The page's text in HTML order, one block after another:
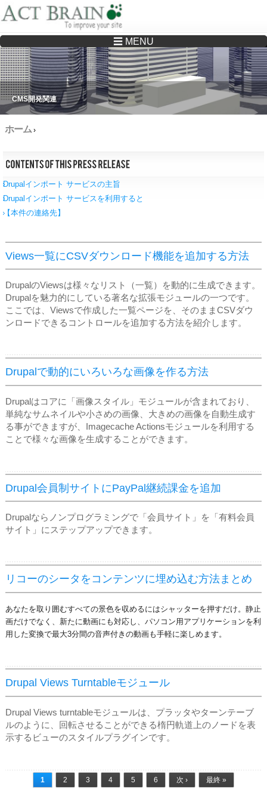
Drupalサイトの制作・保守をどこに頼んでいいか分からない方へ…まずはご相談く
ださい
☰ MENU
CMS開発関連
ホーム›
Drupalインポート サービスの主旨
Drupalインポート サービスを利用すると
【本件の連絡先】
Views一覧にCSVダウンロード機能を追加する方法
DrupalのViewsは様々なリスト（一覧）を動的に生成できます。
Drupalを魅力的にしている著名な拡張モジュールの一つです。
ここでは、Viewsで作成した一覧ページを、そのままCSVダウ
ンロードできるコントロールを追加する方法を紹介します。
Drupalで動的にいろいろな画像を作る方法
Drupalはコアに「画像スタイル」モジュールが含まれており、
単純なサムネイルや小さめの画像、大きめの画像を自動生成す
る事ができますが、Imagecache Actionsモジュールを利用する
ことで様々な画像を生成することができます。
Drupal会員制サイトにPayPal継続課金を追加
Drupalならノンプログラミングで「会員サイト」を「有料会員
サイト」にステップアップできます。
リコーのシータをコンテンツに埋め込む方法まとめ
あなたを取り囲むすべての景色を収めるにはシャッターを押すだけ。 静止
画だけでなく、新たに動画にも対応し、パソコン用アプリケーションを利
用した変換で最大3分間の音声付きの動画も手軽に楽しめます。
Drupal Views Turntableモジュール
Drupal Views turntableモジュールは、プラッタやターンテーブ
ルのように、回転させることができる楕円軌道上のノードを表
示するビューのスタイルプラグインです。
1 2 3 4 5 6 次 › 最終 »